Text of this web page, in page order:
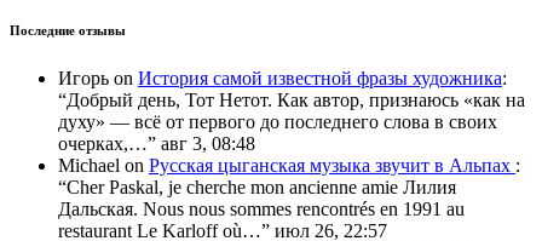
Последние отзывы
Игорь on История самой известной фразы художника:
“Добрый день, Тот Нетот. Как автор, признаюсь «как на
духу» — всё от первого до последнего слова в своих
очерках,…” авг 3, 08:48
Michael on Русская цыганская музыка звучит в Альпах :
“Cher Paskal, je cherche mon ancienne amie Лилия
Дальская. Nous nous sommes rencontrés en 1991 au
restaurant Le Karloff où…” июл 26, 22:57